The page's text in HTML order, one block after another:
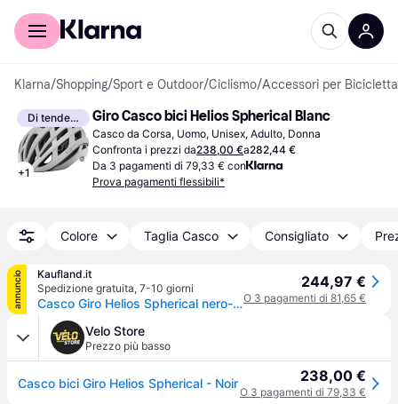
Per il tuo shopping
Klarna/Shopping/Sport e Outdoor/Ciclismo/Accessori per Bicicletta
Di tendenza
+1
Giro Casco bici Helios Spherical Blanc
Casco da Corsa, Uomo, Unisex, Adulto, Donna
Confronta i prezzi da238,00 €a282,44 €
Da 3 pagamenti di 79,33 € con
Prova pagamenti flessibili*
Colore Taglia Casco Consigliato
annuncio
Kaufland.it
Spedizione gratuita, 7-10 giorni
Casco Giro Helios Spherical nero-rosso opaco taglia L (59-63 cm) 7129154
244,97 €
O 3 pagamenti di 81,65 €
Velo Store
Prezzo più basso
Casco bici Giro Helios Spherical - Noir 238,00 €
O 3 pagamenti di 79,33 €